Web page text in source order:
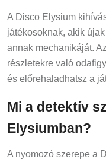
A Disco Elysium
játékosoknak, akik
annak mechanikáját.
részletekre való
és előrehaladhatsz a
Mi a detektív
Elysiumban?
A nyomozó szerepe a